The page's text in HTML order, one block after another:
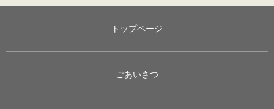
トップページ
ごあいさつ